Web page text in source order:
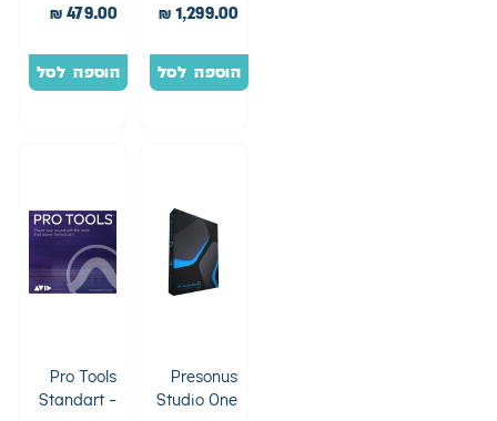
₪ 1,299.00
הוספה לסל
Upgrade
₪ 479.00
הוספה לסל
Presonus
Studio One
Pro Tools
Standart –